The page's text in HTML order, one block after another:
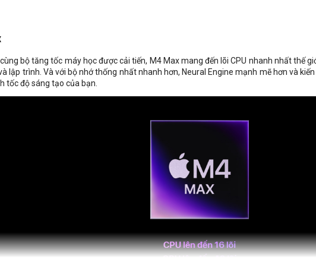
bộ tăng tốc máy học được cải tiến, M4 Max mang đến lõi CPU nhanh nhất thế
lập trình. Và với bộ nhớ thống nhất nhanh hơn, Neural Engine mạnh mẽ hơn và
tốc độ sáng tạo của bạn.